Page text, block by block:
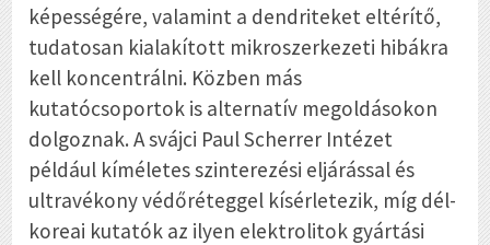
képességére, valamint a dendriteket eltérítő,
tudatosan kialakított mikroszerkezeti hibákra
kell koncentrálni. Közben más
kutatócsoportok is alternatív megoldásokon
dolgoznak. A svájci Paul Scherrer Intézet
például kíméletes szinterezési eljárással és
ultravékony védőréteggel kísérletezik, míg dél-
koreai kutatók az ilyen elektrolitok gyártási